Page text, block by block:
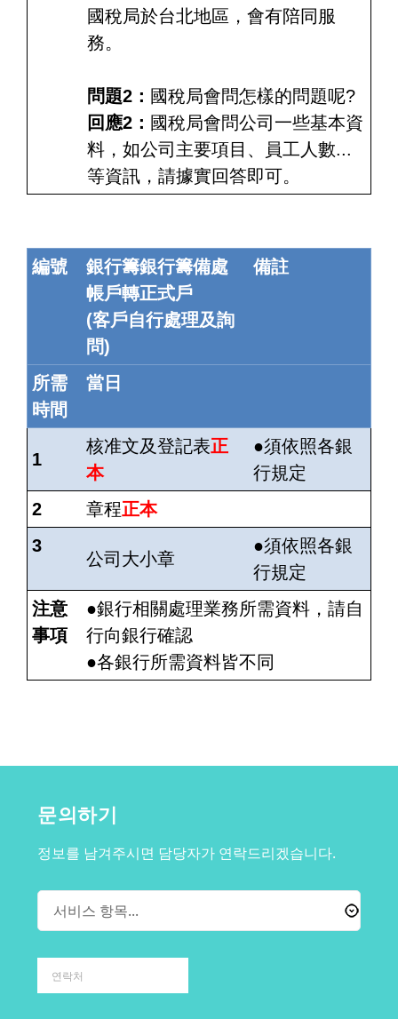
國稅局於台北地區，會有陪同服
務。
問題2： 國稅局會問怎樣的問題呢?
回應2： 國稅局會問公司一些基本資
料，如公司主要項目、員工人數...
等資訊，請據實回答即可。
編號
銀行籌銀行籌備處
帳戶轉正式戶
(客戶自行處理及詢
問)
備註
所需
時間
當日
1
核准文及登記表正
本
●須依照各銀
行規定
2
章程正本
3
公司大小章
●須依照各銀
行規定
注意
事項
●銀行相關處理業務所需資料，請自
行向銀行確認
●各銀行所需資料皆不同
문의하기
정보를 남겨주시면 담당자가 연락드리겠습니다.